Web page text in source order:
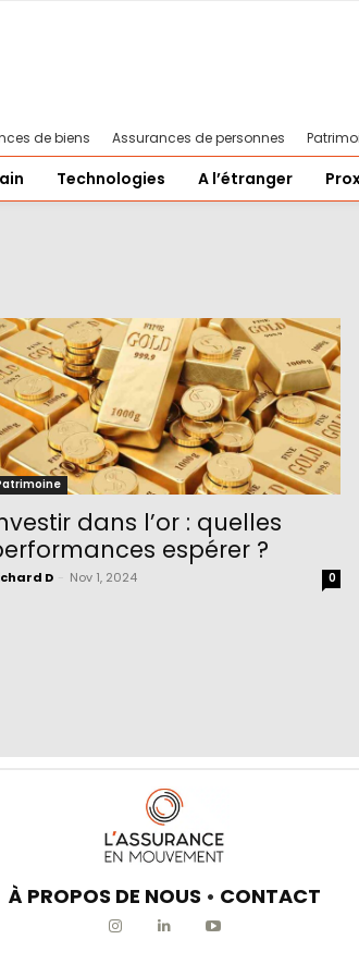
de biens Assurances de personnes
Technologies A l’étranger
dans l’or : quelles
espérer ?
D Nov 1, 2024 0
À PROPOS DE NOUS • CONTACT